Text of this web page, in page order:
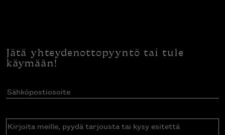
Jätä yhteydenottopyyntö tai tule
käymään!
Sähköpostiosoite(Pakollinen)
Kirjoita